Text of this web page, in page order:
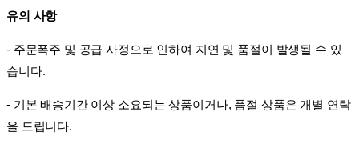
유의 사항
- 주문폭주 및 공급 사정으로 인하여 지연 및 품절이 발생될 수 있
습니다.
- 기본 배송기간 이상 소요되는 상품이거나, 품절 상품은 개별 연락
을 드립니다.